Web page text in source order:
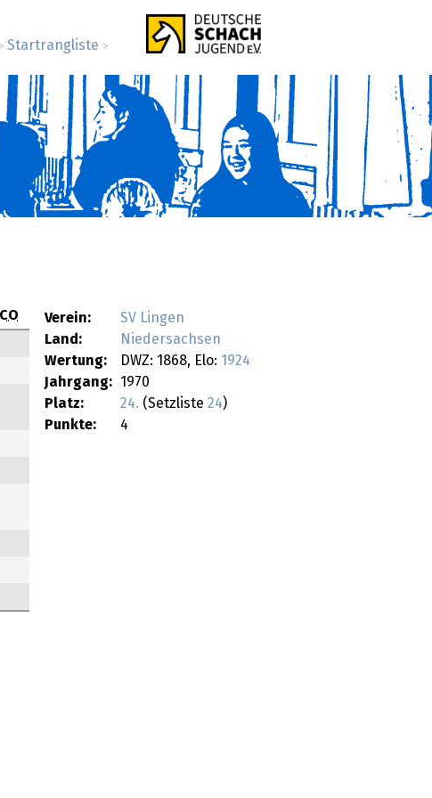
> Startrangliste >
Verein:
SV Lingen
Land:
Niedersachsen
Wertung:
DWZ: 1868, Elo: 1924
Jahrgang:
1970
Platz:
24. (Setzliste 24)
Punkte:
4